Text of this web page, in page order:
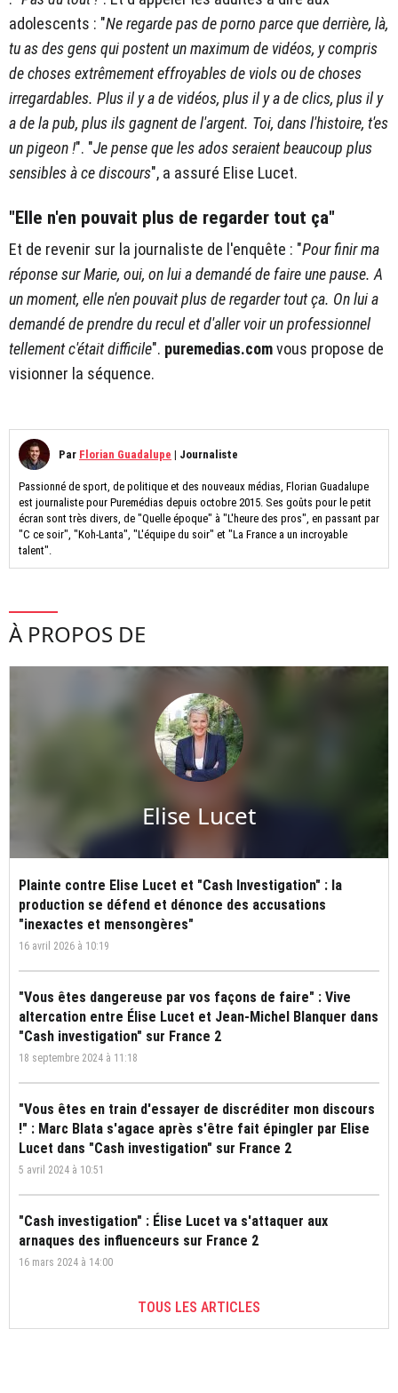
adolescents : "Ne regarde pas de porno parce que derrière, là,
tu as des gens qui postent un maximum de vidéos, y compris
de choses extrêmement effroyables de viols ou de choses
irregardables. Plus il y a de vidéos, plus il y a de clics, plus il y
a de la pub, plus ils gagnent de l'argent. Toi, dans l'histoire, t'es
un pigeon !". "Je pense que les ados seraient beaucoup plus
sensibles à ce discours", a assuré Elise Lucet.
"Elle n'en pouvait plus de regarder tout ça"
Et de revenir sur la journaliste de l'enquête : "Pour finir ma
réponse sur Marie, oui, on lui a demandé de faire une pause. A
un moment, elle n'en pouvait plus de regarder tout ça. On lui a
demandé de prendre du recul et d'aller voir un professionnel
tellement c'était difficile". puremedias.comvous propose de
visionner la séquence.
Par Florian Guadalupe | Journaliste
Passionné de sport, de politique et des nouveaux médias, Florian Guadalupe
est journaliste pour Puremédias depuis octobre 2015. Ses goûts pour le petit
écran sont très divers, de "Quelle époque" à "L'heure des pros", en passant par
"C ce soir", "Koh-Lanta", "L'équipe du soir" et "La France a un incroyable
talent".
À PROPOS DE
Elise Lucet
Plainte contre Elise Lucet et "Cash Investigation" : la
production se défend et dénonce des accusations
"inexactes et mensongères"
16 avril 2026 à 10:19
"Vous êtes dangereuse par vos façons de faire" : Vive
altercation entre Élise Lucet et Jean-Michel Blanquer dans
"Cash investigation" sur France 2
18 septembre 2024 à 11:18
"Vous êtes en train d'essayer de discréditer mon discours
!" : Marc Blata s'agace après s'être fait épingler par Elise
Lucet dans "Cash investigation" sur France 2
5 avril 2024 à 10:51
"Cash investigation" : Élise Lucet va s'attaquer aux
arnaques des influenceurs sur France 2
16 mars 2024 à 14:00
TOUS LES ARTICLES